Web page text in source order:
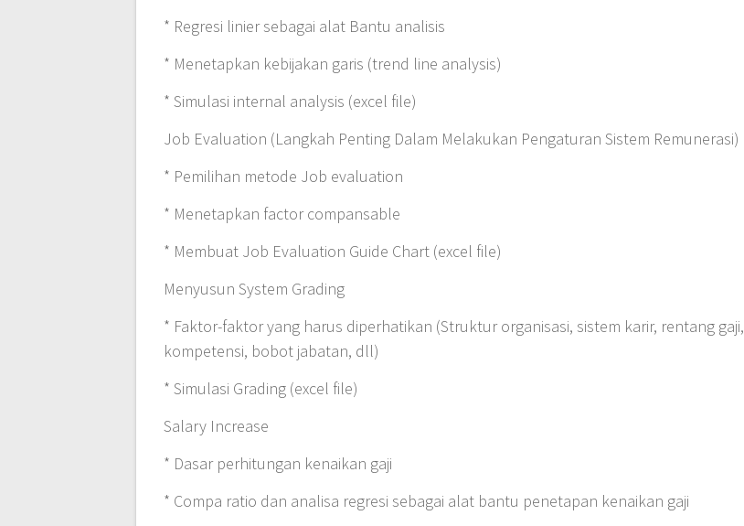
* Regresi linier sebagai alat Bantu analisis
* Menetapkan kebijakan garis (trend line analysis)
* Simulasi internal analysis (excel file)
Job Evaluation (Langkah Penting Dalam Melakukan Pengaturan Sistem Remunerasi)
* Pemilihan metode Job evaluation
* Menetapkan factor compansable
* Membuat Job Evaluation Guide Chart (excel file)
Menyusun System Grading
* Faktor-faktor yang harus diperhatikan (Struktur organisasi, sistem karir, rentang gaji,
kompetensi, bobot jabatan, dll)
* Simulasi Grading (excel file)
Salary Increase
* Dasar perhitungan kenaikan gaji
* Compa ratio dan analisa regresi sebagai alat bantu penetapan kenaikan gaji